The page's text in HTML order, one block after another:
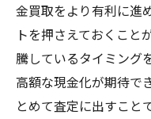
金買取をより有利に進
トを押さえておくこと
騰しているタイミング
高額な現金化が期待で
とめて査定に出すこと